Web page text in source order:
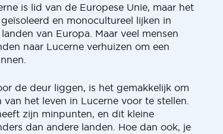
is lid van de Europese Unie, maar het
en monocultureel lijken in
van Europa. Maar veel mensen
naar Lucerne verhuizen om een
de deur liggen, is het gemakkelijk om
het leven in Lucerne voor te stellen.
zijn minpunten, en dit kleine
dan andere landen. Hoe dan ook, je